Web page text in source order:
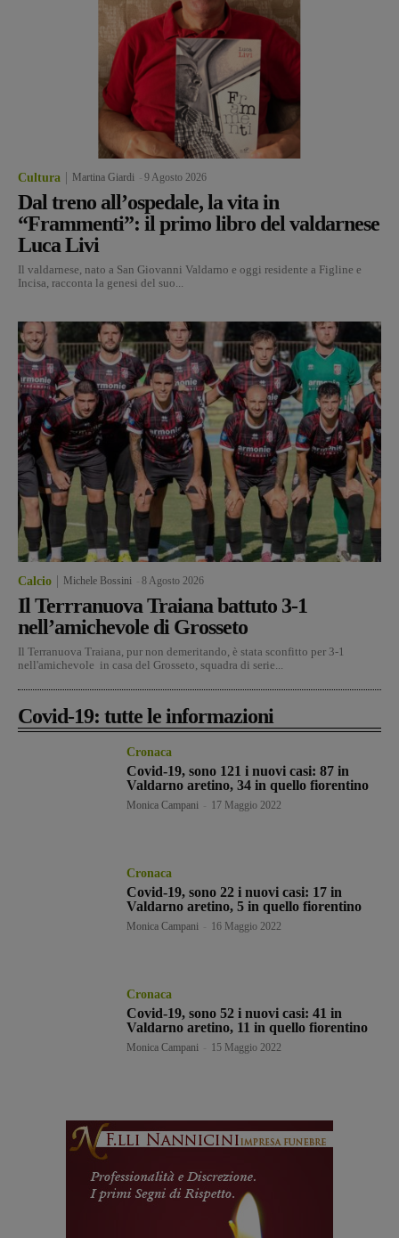
Cultura Martina Giardi 9 Agosto 2026
Dal treno all’ospedale, la vita in
“Frammenti”: il primo libro del valdarnese
Luca Livi
Il valdarnese, nato a San Giovanni Valdarno e oggi residente a Figline e
Incisa, racconta la genesi del suo...
Calcio Michele Bossini 8 Agosto 2026
Il Terrranuova Traiana battuto 3-1
nell’amichevole di Grosseto
Il Terranuova Traiana, pur non demeritando, è stata sconfitto per 3-1
nell'amichevole in casa del Grosseto, squadra di serie...
Covid-19: tutte le informazioni
Cronaca
Covid-19, sono 121 i nuovi casi: 87 in
Valdarno aretino, 34 in quello fiorentino
Monica Campani 17 Maggio 2022
Cronaca
Covid-19, sono 22 i nuovi casi: 17 in
Valdarno aretino, 5 in quello fiorentino
Monica Campani 16 Maggio 2022
Cronaca
Covid-19, sono 52 i nuovi casi: 41 in
Valdarno aretino, 11 in quello fiorentino
Monica Campani 15 Maggio 2022